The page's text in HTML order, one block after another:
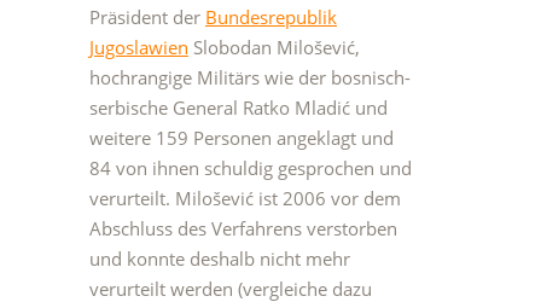
Präsident der Bundesrepublik
Jugoslawien Slobodan Milošević,
hochrangige Militärs wie der bosnisch-
serbische General Ratko Mladić und
weitere 159 Personen angeklagt und
84 von ihnen schuldig gesprochen und
verurteilt. Milošević ist 2006 vor dem
Abschluss des Verfahrens verstorben
und konnte deshalb nicht mehr
verurteilt werden (vergleiche dazu